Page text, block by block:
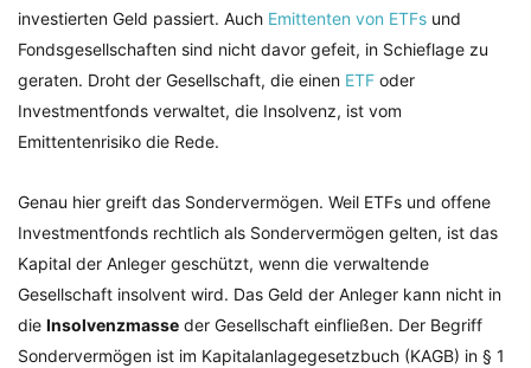
investierten Geld passiert. Auch Emittenten von ETFs und
Fondsgesellschaften sind nicht davor gefeit, in Schieflage zu
geraten. Droht der Gesellschaft, die einen ETF oder
Investmentfonds verwaltet, die Insolvenz, ist vom
Emittentenrisiko die Rede.
Genau hier greift das Sondervermögen. Weil ETFs und offene
Investmentfonds rechtlich als Sondervermögen gelten, ist das
Kapital der Anleger geschützt, wenn die verwaltende
Gesellschaft insolvent wird. Das Geld der Anleger kann nicht in
die Insolvenzmasse der Gesellschaft einfließen. Der Begriff
Sondervermögen ist im Kapitalanlagegesetzbuch (KAGB) in § 1